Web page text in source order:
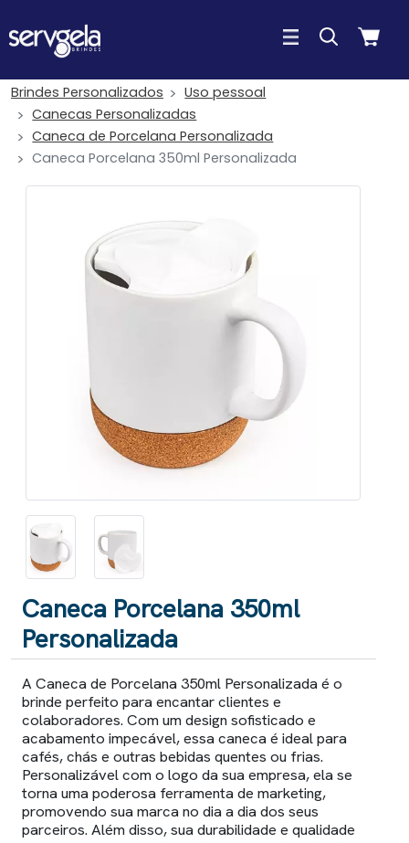
Brindes Personalizados
Uso pessoal
Canecas Personalizadas
Caneca de Porcelana Personalizada
Caneca Porcelana 350ml Personalizada
Caneca Porcelana 350ml
Personalizada
A Caneca de Porcelana 350ml Personalizada é o
brinde perfeito para encantar clientes e
colaboradores. Com um design sofisticado e
acabamento impecável, essa caneca é ideal para
cafés, chás e outras bebidas quentes ou frias.
Personalizável com o logo da sua empresa, ela se
torna uma poderosa ferramenta de marketing,
promovendo sua marca no dia a dia dos seus
parceiros. Além disso, sua durabilidade e qualidade